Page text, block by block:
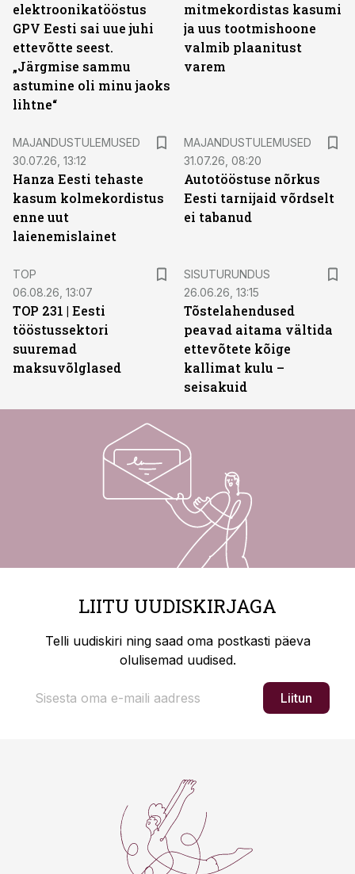
elektroonikatööstus
GPV Eesti sai uue juhi
ettevõtte seest.
„Järgmise sammu
astumine oli minu jaoks
lihtne“
mitmekordistas kasumi
ja uus tootmishoone
valmib plaanitust
varem
MAJANDUSTULEMUSED
30.07.26, 13:12
Hanza Eesti tehaste
kasum kolmekordistus
enne uut
laienemislainet
MAJANDUSTULEMUSED
31.07.26, 08:20
Autotööstuse nõrkus
Eesti tarnijaid võrdselt
ei tabanud
TOP
06.08.26, 13:07
TOP 231 | Eesti
tööstussektori
suuremad
maksuvõlglased
SISUTURUNDUS
26.06.26, 13:15
Tõstelahendused
peavad aitama vältida
ettevõtete kõige
kallimat kulu –
seisakuid
LIITU UUDISKIRJAGA
Telli uudiskiri ning saad oma postkasti päeva
olulisemad uudised.
Liitun